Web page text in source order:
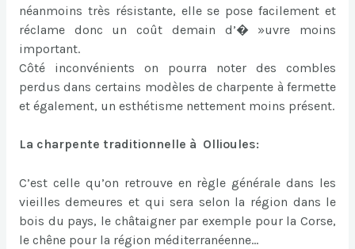
néanmoins très résistante, elle se pose facilement et
réclame donc un coût demain d’� »uvre moins
important.
Côté inconvénients on pourra noter des combles
perdus dans certains modèles de charpente à fermette
et également, un esthétisme nettement moins présent.
La charpente traditionnelle à Ollioules:
C’est celle qu’on retrouve en règle générale dans les
vieilles demeures et qui sera selon la région dans le
bois du pays, le châtaigner par exemple pour la Corse,
le chêne pour la région méditerranéenne…